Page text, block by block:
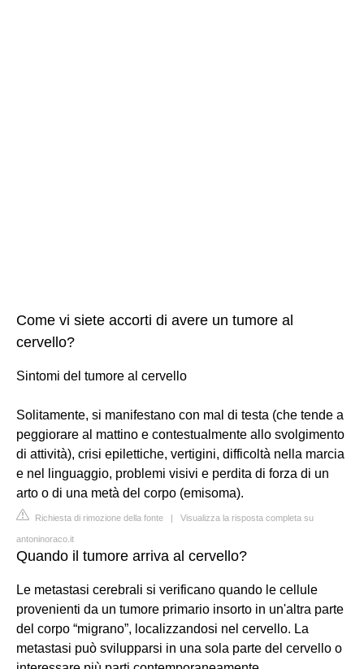
Come vi siete accorti di avere un tumore al
cervello?
Sintomi del tumore al cervello
Solitamente, si manifestano con mal di testa (che tende a
peggiorare al mattino e contestualmente allo svolgimento
di attività), crisi epilettiche, vertigini, difficoltà nella marcia
e nel linguaggio, problemi visivi e perdita di forza di un
arto o di una metà del corpo (emisoma).
Richiesta di rimozione della fonte | Visualizza la risposta completa su
antoninoraco.it
Quando il tumore arriva al cervello?
Le metastasi cerebrali si verificano quando le cellule
provenienti da un tumore primario insorto in un'altra parte
del corpo “migrano”, localizzandosi nel cervello. La
metastasi può svilupparsi in una sola parte del cervello o